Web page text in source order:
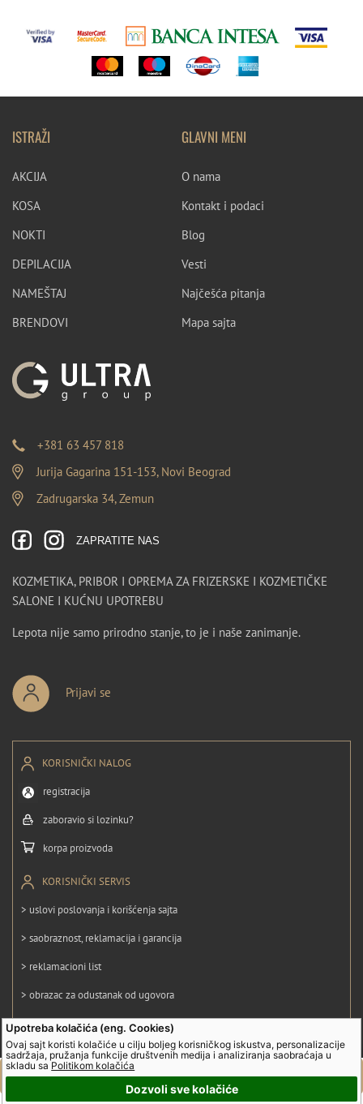
Upotreba kolačića (eng. Cookies)
Ovaj sajt koristi kolačiće u cilju boljeg korisničkog iskustva, personalizacije
sadržaja, pružanja funkcije društvenih medija i analiziranja saobraćaja u
skladu sa Politikom kolačića
Dozvoli sve kolačiće
ISTRAŽI
AKCIJA
KOSA
NOKTI
DEPILACIJA
NAMEŠTAJ
BRENDOVI
GLAVNI MENI
O nama
Kontakt i podaci
Blog
Vesti
Najčešća pitanja
Mapa sajta
+381 63 457 818
Jurija Gagarina 151-153, Novi Beograd
Zadrugarska 34, Zemun
ZAPRATITE NAS
KOZMETIKA, PRIBOR I OPREMA ZA FRIZERSKE I KOZMETIČKE
SALONE I KUĆNU UPOTREBU
Lepota nije samo prirodno stanje, to je i naše zanimanje.
Prijavi se
KORISNIČKI NALOG
registracija
zaboravio si lozinku?
korpa proizvoda
KORISNIČKI SERVIS
> uslovi poslovanja i korišćenja sajta
> saobraznost, reklamacija i garancija
> reklamacioni list
> obrazac za odustanak od ugovora
> politika privatnosti
> politika kolačića